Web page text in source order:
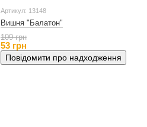
Артикул: 13148
Вишня "Балатон"
109 грн
53 грн
Повідомити про надходження